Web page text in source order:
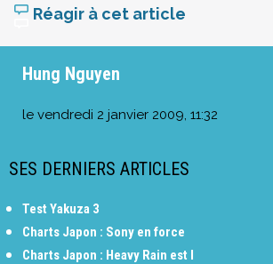
Réagir à cet article
Hung Nguyen
le vendredi 2 janvier 2009, 11:32
SES DERNIERS ARTICLES
Test Yakuza 3
Charts Japon : Sony en force
Charts Japon : Heavy Rain est l